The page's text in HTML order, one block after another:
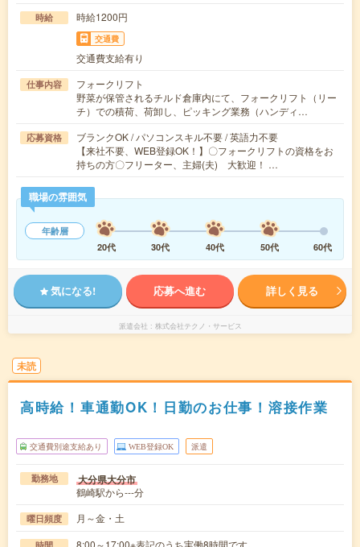
時給 時給1200円
交通費
交通費支給有り
仕事内容
フォークリフト
野菜が保管されるチルド倉庫内にて、フォークリフト（リー
チ）での積荷、荷卸し、ピッキング業務（ハンディ…
応募資格
ブランクOK / パソコンスキル不要 / 英語力不要
【来社不要、WEB登録OK！】〇フォークリフトの資格をお
持ちの方〇フリーター、主婦(夫) 大歓迎！ …
職場の雰囲気
年齢層
20代
30代 40代 50代 60代
気になる! 応募へ進む 詳しく見る
派遣会社 株式会社テクノ・サービス
未読
高時給！車通勤OK！日勤のお仕事！溶接作業
交通費別途支給あり WEB登録OK 派遣
勤務地 大分県大分市
鶴崎駅から---分
曜日頻度 月～金・土
8:00～17:00※表記のうち実働8時間です。